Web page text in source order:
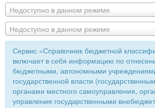
Недоступно в данном режиме
Недоступно в данном режиме
Сервис «Справочник бюджетной
включает в себя информацию по
бюджетными, автономными
государственной власти
органами местного самоуправления,
управления государственными